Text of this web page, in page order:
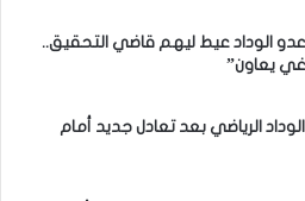
الوداد عيط ليهم قاضي التحقيق..
يعاون”
الرياضي بعد تعادل جديد أمام